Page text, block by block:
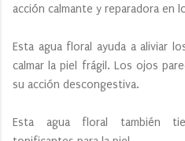
acción calmante y reparadora en
Esta agua floral ayuda a aliviar
calmar la piel frágil. Los ojos
su acción descongestiva.
Esta agua floral también